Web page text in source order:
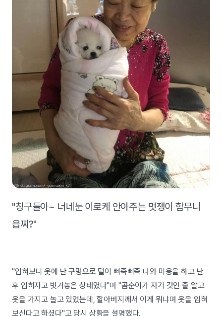
"칭구들아~ 너네눈 이로케 안아주는 멋쟁이 함무니
읍찌?"
"입혀보니 옷에 난 구멍으로 털이 삐죽삐죽 나와 미용을 하고 난
후 입히자고 벗겨놓은 상태였다"며 "곰순이가 자기 것인 줄 알고
옷을 가지고 놀고 있었는데, 할아버지께서 이게 뭐냐며 옷을 입혀
보신다고 하셨다"고 당시 상황을 설명했다.